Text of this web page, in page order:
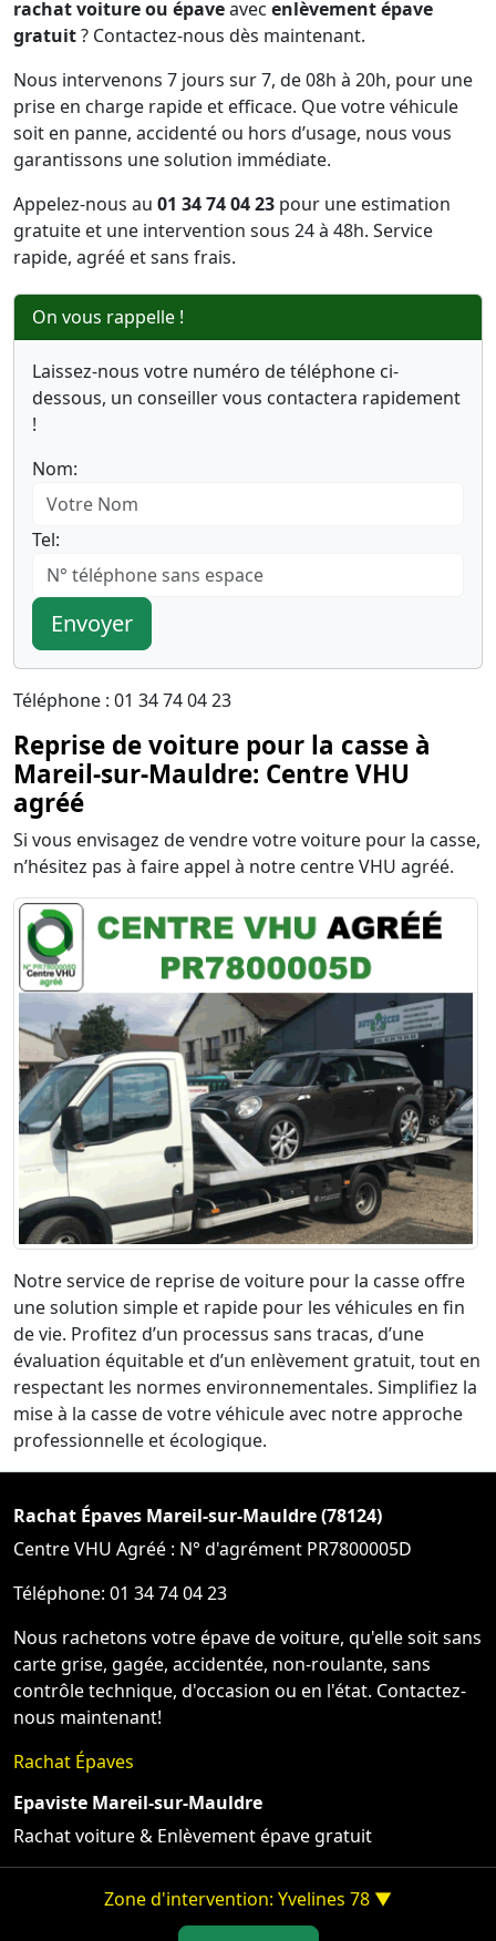
rachat voiture ou épaveavec enlèvement épave
gratuit? Contactez-nous dès maintenant.
Nous intervenons 7 jours sur 7, de 08h à 20h, pour une
prise en charge rapide et efficace. Que votre véhicule
soit en panne, accidenté ou hors d’usage, nous vous
garantissons une solution immédiate.
Appelez-nous au 01 34 74 04 23 pour une estimation
gratuite et une intervention sous 24 à 48h. Service
rapide, agréé et sans frais.
On vous rappelle !
Laissez-nous votre numéro de téléphone ci-
dessous, un conseiller vous contactera rapidement
!
Nom:
Tel:
Envoyer
Téléphone : 01 34 74 04 23
Reprise de voiture pour la casse à
Mareil-sur-Mauldre: Centre VHU
agréé
Si vous envisagez de vendre votre voiture pour la casse,
n’hésitez pas à faire appel à notre centre VHU agréé.
Notre service de reprise de voiture pour la casse offre
une solution simple et rapide pour les véhicules en fin
de vie. Profitez d’un processus sans tracas, d’une
évaluation équitable et d’un enlèvement gratuit, tout en
respectant les normes environnementales. Simplifiez la
mise à la casse de votre véhicule avec notre approche
professionnelle et écologique.
Rachat Épaves Mareil-sur-Mauldre (78124)
Centre VHU Agréé : N° d'agrément PR7800005D
Téléphone: 01 34 74 04 23
Nous rachetons votre épave de voiture, qu'elle soit sans
carte grise, gagée, accidentée, non-roulante, sans
contrôle technique, d'occasion ou en l'état. Contactez-
nous maintenant!
Rachat Épaves
Epaviste Mareil-sur-Mauldre
Rachat voiture & Enlèvement épave gratuit
Zone d'intervention: Yvelines 78 ▼